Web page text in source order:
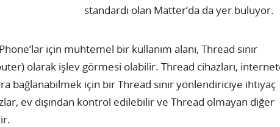
standardı olan Matter’da da yer buluyor.
için muhtemel bir kullanım alanı, Thread sınır
olarak işlev görmesi olabilir. Thread cihazları,
bağlanabilmek için bir Thread sınır yönlendiriciye ihtiyaç
ev dışından kontrol edilebilir ve Thread olmayan diğer